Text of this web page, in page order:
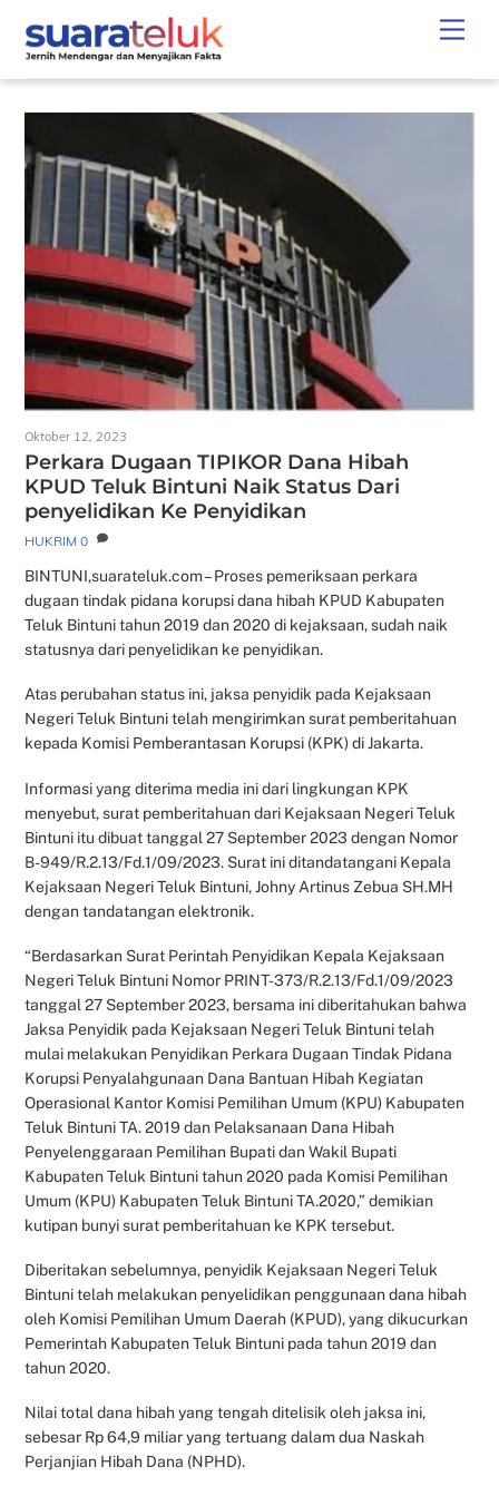
content
Oktober 12, 2023
Perkara Dugaan TIPIKOR Dana Hibah
KPUD Teluk Bintuni Naik Status Dari
penyelidikan Ke Penyidikan
HUKRIM 0
BINTUNI,suarateluk.com – Proses pemeriksaan perkara
dugaan tindak pidana korupsi dana hibah KPUD Kabupaten
Teluk Bintuni tahun 2019 dan 2020 di kejaksaan, sudah naik
statusnya dari penyelidikan ke penyidikan.
Atas perubahan status ini, jaksa penyidik pada Kejaksaan
Negeri Teluk Bintuni telah mengirimkan surat pemberitahuan
kepada Komisi Pemberantasan Korupsi (KPK) di Jakarta.
Informasi yang diterima media ini dari lingkungan KPK
menyebut, surat pemberitahuan dari Kejaksaan Negeri Teluk
Bintuni itu dibuat tanggal 27 September 2023 dengan Nomor
B-949/R.2.13/Fd.1/09/2023. Surat ini ditandatangani Kepala
Kejaksaan Negeri Teluk Bintuni, Johny Artinus Zebua SH.MH
dengan tandatangan elektronik.
“Berdasarkan Surat Perintah Penyidikan Kepala Kejaksaan
Negeri Teluk Bintuni Nomor PRINT-373/R.2.13/Fd.1/09/2023
tanggal 27 September 2023, bersama ini diberitahukan bahwa
Jaksa Penyidik pada Kejaksaan Negeri Teluk Bintuni telah
mulai melakukan Penyidikan Perkara Dugaan Tindak Pidana
Korupsi Penyalahgunaan Dana Bantuan Hibah Kegiatan
Operasional Kantor Komisi Pemilihan Umum (KPU) Kabupaten
Teluk Bintuni TA. 2019 dan Pelaksanaan Dana Hibah
Penyelenggaraan Pemilihan Bupati dan Wakil Bupati
Kabupaten Teluk Bintuni tahun 2020 pada Komisi Pemilihan
Umum (KPU) Kabupaten Teluk Bintuni TA.2020,” demikian
kutipan bunyi surat pemberitahuan ke KPK tersebut.
Diberitakan sebelumnya, penyidik Kejaksaan Negeri Teluk
Bintuni telah melakukan penyelidikan penggunaan dana hibah
oleh Komisi Pemilihan Umum Daerah (KPUD), yang dikucurkan
Pemerintah Kabupaten Teluk Bintuni pada tahun 2019 dan
tahun 2020.
Nilai total dana hibah yang tengah ditelisik oleh jaksa ini,
sebesar Rp 64,9 miliar yang tertuang dalam dua Naskah
Perjanjian Hibah Dana (NPHD).